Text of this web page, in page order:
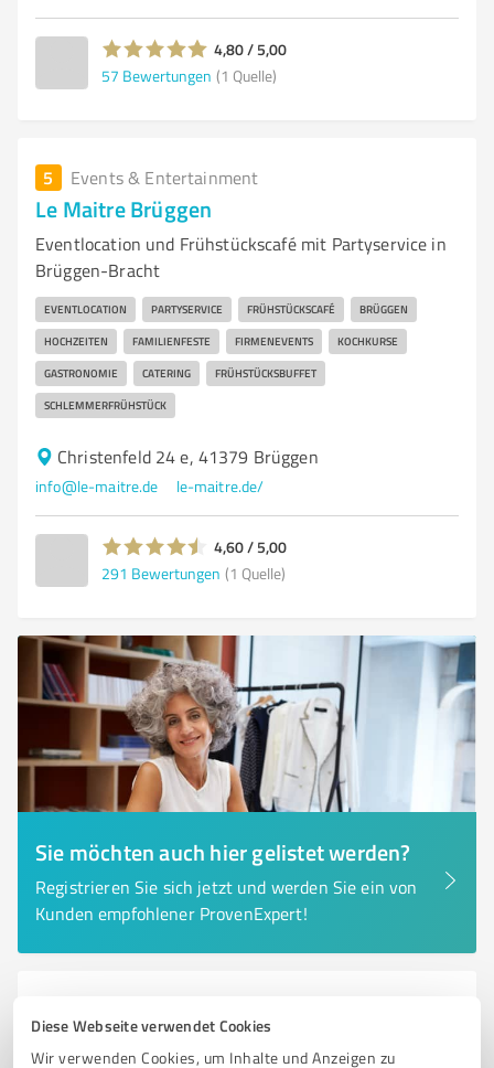
Diese Webseite verwendet Cookies
Wir verwenden Cookies, um Inhalte und Anzeigen zu
4,80 / 5,00
57 Bewertungen (1 Quelle)
5 Events & Entertainment
Le Maitre Brüggen
Eventlocation und Frühstückscafé mit Partyservice in
Brüggen-Bracht
EVENTLOCATION PARTYSERVICE FRÜHSTÜCKSCAFÉ BRÜGGEN
HOCHZEITEN FAMILIENFESTE FIRMENEVENTS KOCHKURSE
GASTRONOMIE CATERING FRÜHSTÜCKSBUFFET
SCHLEMMERFRÜHSTÜCK
Christenfeld 24 e, 41379 Brüggen
info@le-maitre.de le-maitre.de/
4,60 / 5,00
291 Bewertungen (1 Quelle)
Sie möchten auch hier gelistet werden?
Registrieren Sie sich jetzt und werden Sie ein von
Kunden empfohlener ProvenExpert!
Clip 'n Climb Niederrhein